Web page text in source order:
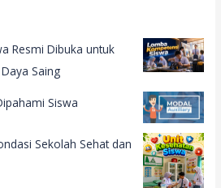
Resmi Dibuka untuk
Saing
Siswa
Sekolah Sehat dan